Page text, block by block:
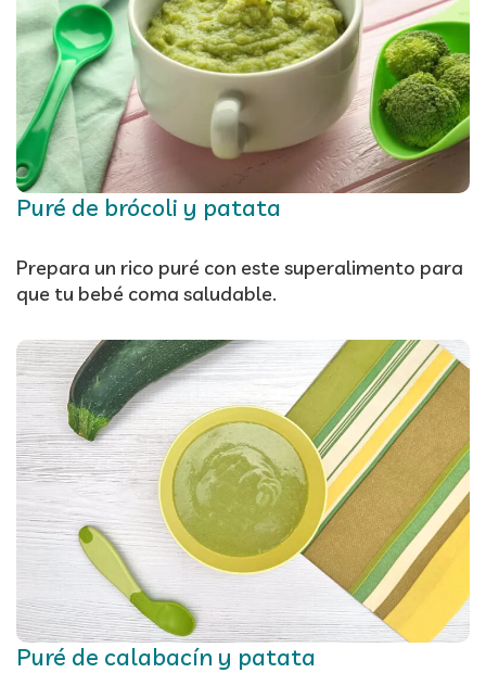
Puré de brócoli y patata
Prepara un rico puré con este superalimento para
que tu bebé coma saludable.
Puré de calabacín y patata